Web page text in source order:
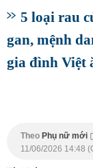
5 loại rau
gan, mệnh
gia đình Việt
Theo Phụ nữ mới
11/06/2026 14:48